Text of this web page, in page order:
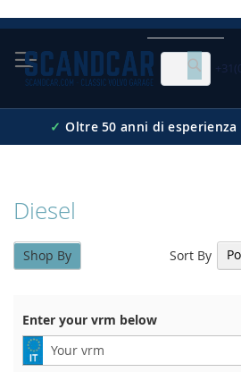
Skip
Content
Cerca
✓ Oltre 50 anni di esperienza
Diesel
Sort By
Enter your vrm below
Shop By